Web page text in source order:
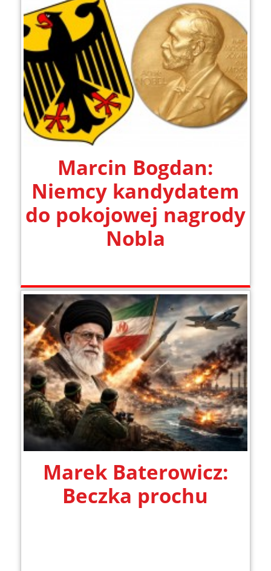
Marcin Bogdan:
Niemcy kandydatem
do pokojowej nagrody
Nobla
Marek Baterowicz:
Beczka prochu